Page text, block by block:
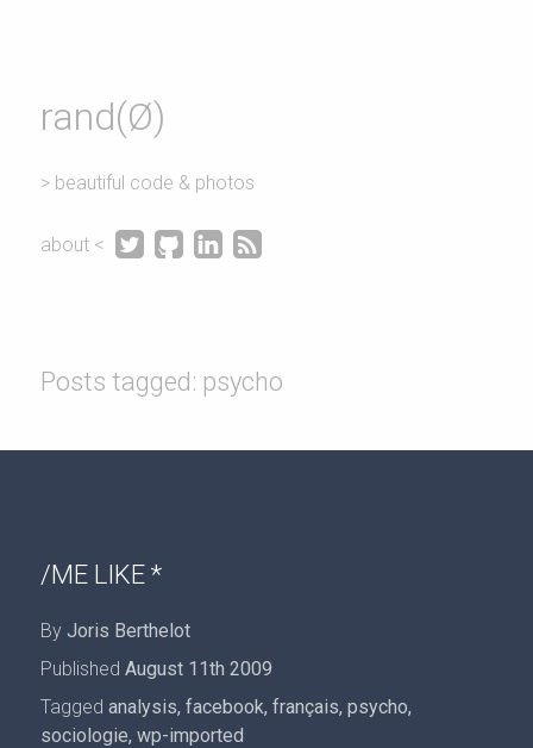
rand(Ø)
> beautiful code & photos
about <    
Posts tagged: psycho
/ME LIKE *
By Joris Berthelot
Published August 11th 2009
Tagged analysis, facebook, français, psycho,
sociologie, wp-imported